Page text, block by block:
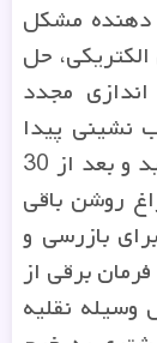
دهنده مشکل
حل
مجدد
نشینی پیدا
کنید و سعی کنید ماشین را خاموش کنید و بعد از 30
روشن باقی
بازرسی و
برقی از
وسیله نقلیه